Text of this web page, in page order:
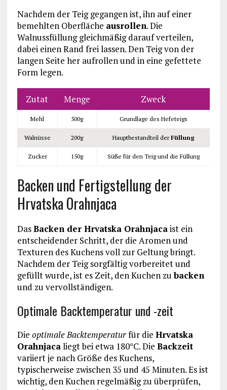
Nachdem der Teig gegangen ist, ihn auf einer
bemehlten Oberfläche ausrollen. Die
Walnussfüllung gleichmäßig darauf verteilen,
dabei einen Rand frei lassen. Den Teig von der
langen Seite her aufrollen und in eine gefettete
Form legen.
Zutat Menge Zweck
Mehl 500g Grundlage des Hefeteigs
Walnüsse 200g Hauptbestandteil derFüllung
Zucker 150g Süße für den Teig und die Füllung
Backen und Fertigstellung der
Hrvatska Orahnjaca
DasBacken der Hrvatska Orahnjacaist ein
entscheidender Schritt, der die Aromen und
Texturen des Kuchens voll zur Geltung bringt.
Nachdem der Teig sorgfältig vorbereitet und
gefüllt wurde, ist es Zeit, den Kuchen zubacken
und zu vervollständigen.
Optimale Backtemperatur und -zeit
Die optimale Backtemperaturfür die Hrvatska
Orahnjacaliegt bei etwa 180°C. Die Backzeit
variiert je nach Größe des Kuchens,
typischerweise zwischen 35 und 45 Minuten. Es ist
wichtig, den Kuchen regelmäßig zu überprüfen,